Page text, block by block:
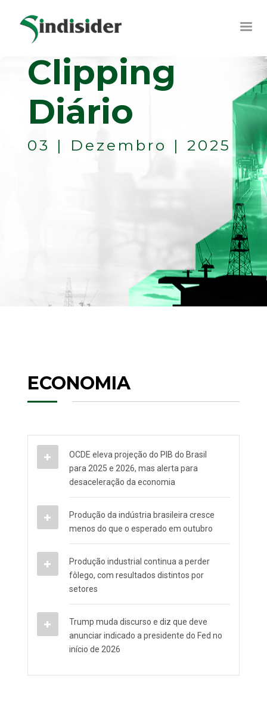
Clipping
Diário
03 | Dezembro | 2025
ECONOMIA
OCDE eleva projeção do PIB do Brasil
para 2025 e 2026, mas alerta para
desaceleração da economia
Produção da indústria brasileira cresce
menos do que o esperado em outubro
Produção industrial continua a perder
fôlego, com resultados distintos por
setores
Trump muda discurso e diz que deve
anunciar indicado a presidente do Fed no
início de 2026